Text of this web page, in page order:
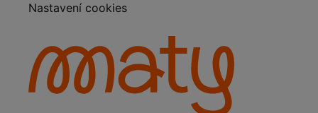
Nastavení cookies